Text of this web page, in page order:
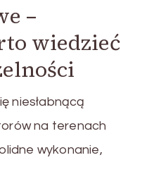
–
wiedzieć
niesłabnącą
na terenach
wykonanie,